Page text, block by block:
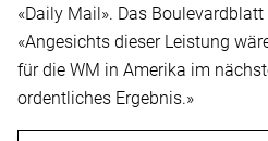
«Daily Mail». Das Boulevardblatt
«Angesichts dieser Leistung
für die WM in Amerika im
ordentliches Ergebnis.»